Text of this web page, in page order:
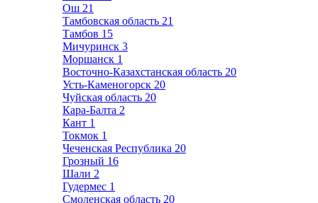
Ош 21
Тамбовская область 21
Тамбов 15
Мичуринск 3
Моршанск 1
Восточно-Казахстанская область 20
Усть-Каменогорск 20
Чуйская область 20
Кара-Балта 2
Кант 1
Токмок 1
Чеченская Республика 20
Грозный 16
Шали 2
Гудермес 1
Смоленская область 20